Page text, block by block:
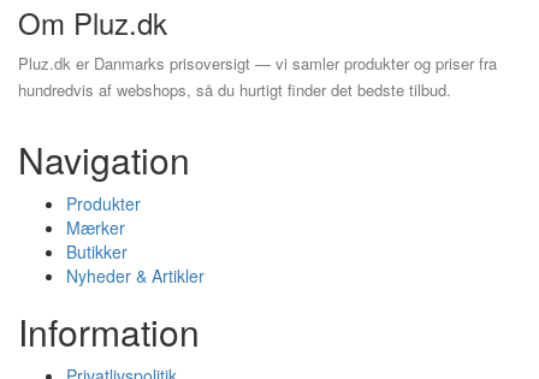
Om Pluz.dk
Pluz.dk er Danmarks prisoversigt — vi samler produkter og priser fra
hundredvis af webshops, så du hurtigt finder det bedste tilbud.
Navigation
Produkter
Mærker
Butikker
Nyheder & Artikler
Information